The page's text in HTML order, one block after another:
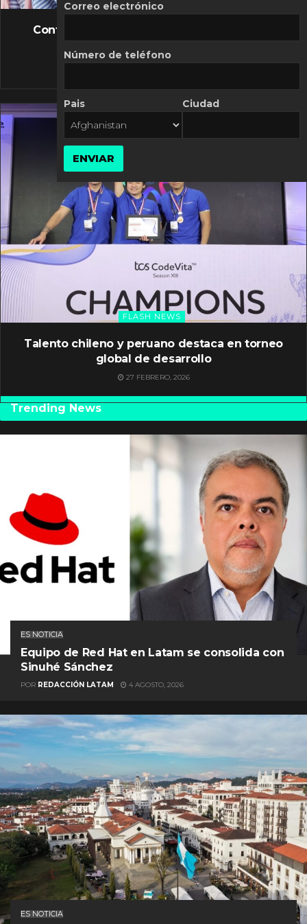
FLASH NEWS
Controversia de Mercado Libre por costos
10 MARZO, 2026
FLASH NEWS
Talento chileno y peruano destaca en torneo
global de desarrollo
27 FEBRERO, 2026
Trending News
ES NOTICIA
Equipo de Red Hat en Latam se consolida con
Sinuhé Sánchez
POR REDACCIÓN LATAM 4 AGOSTO, 2026
ES NOTICIA
Correo electrónico
Número de teléfono
Pais Ciudad
ENVIAR